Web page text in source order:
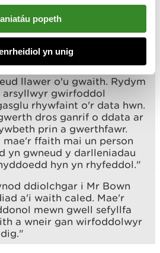
popeth
yn unig
Dywydd, CNC a chyrff
llawer o'u gwaith. Rydym
arsyllwyr gwirfoddol
rhywfaint o'r data hwn.
dros ganrif o ddata ar
prin a gwerthfawr.
mae'r ffaith mai un person
yn gwneud y darlleniadau
hyn yn rhyfeddol."
ddiolchgar i Mr Bown
a'i waith caled. Mae'r
mewn gwell sefyllfa
a wneir gan wirfoddolwyr